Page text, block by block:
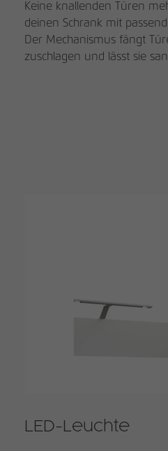
Keine knallenden Türen
deinen Schrank mit
Der Mechanismus fängt
zuschlagen und lässt sie
LED-Leuchte